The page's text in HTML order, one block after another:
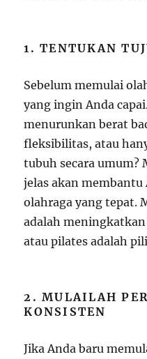
1. TENTUKAN
Sebelum memulai
yang ingin Anda
menurunkan berat
fleksibilitas, atau
tubuh secara umum?
jelas akan
olahraga yang tepat.
adalah
atau pilates adalah
2. MULAILAH
KONSISTEN
Jika Anda baru